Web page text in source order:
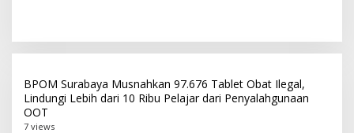
BPOM Surabaya Musnahkan 97.676 Tablet Obat Ilegal,
Lindungi Lebih dari 10 Ribu Pelajar dari Penyalahgunaan
OOT
7 views